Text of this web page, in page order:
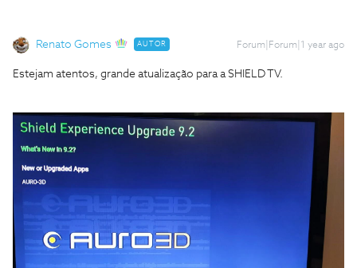
Renato Gomes AUTOR Forum|Forum|1 year ago
Estejam atentos, grande atualização para a SHIELD TV.